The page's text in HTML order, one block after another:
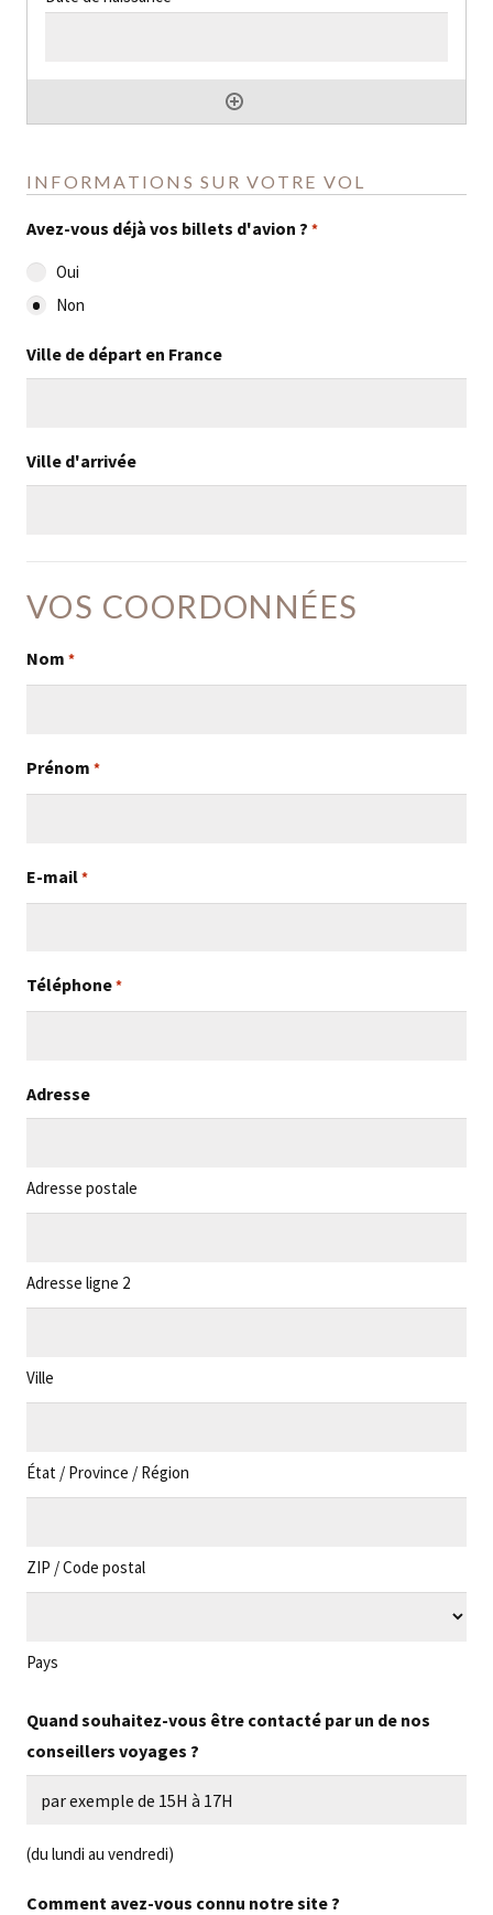
INFORMATIONS SUR VOTRE VOL
Avez-vous déjà vos billets d'avion ? *
Oui
Non
Ville de départ en France
Ville d'arrivée
VOS COORDONNÉES
Nom *
Prénom *
E-mail*
Téléphone*
Adresse
Adresse postale
Adresse ligne 2
Ville
État / Province / Région
ZIP / Code postal
Pays
Quand souhaitez-vous être contacté par un de nos
conseillers voyages ?
(du lundi au vendredi)
Comment avez-vous connu notre site ?